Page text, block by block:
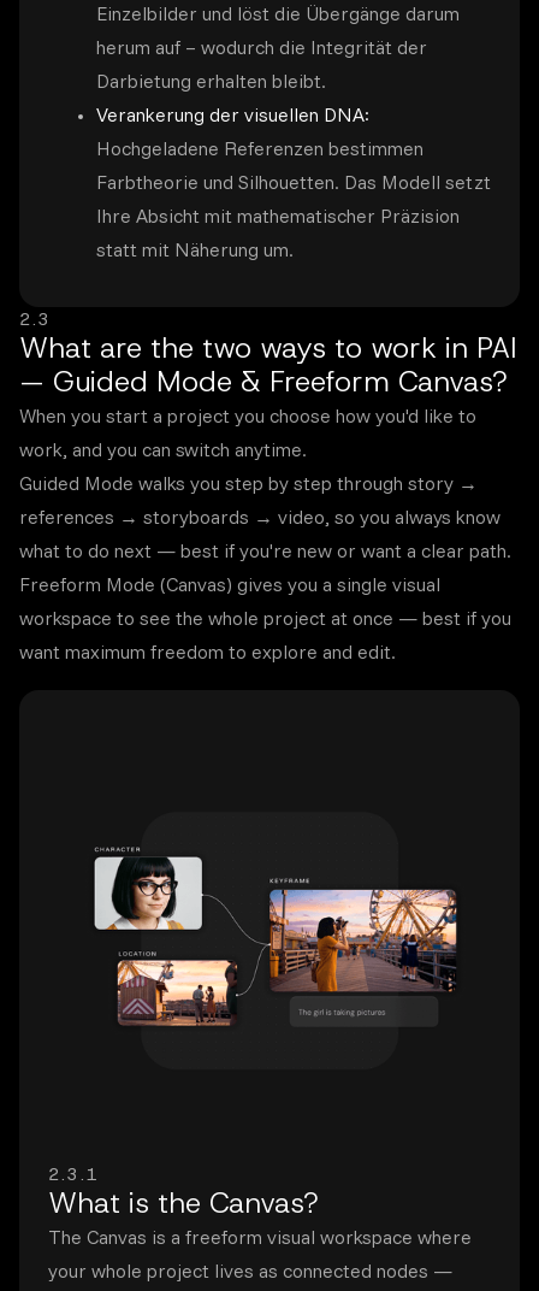
Einzelbilder und löst die Übergänge darum
herum auf – wodurch die Integrität der
Darbietung erhalten bleibt.
Verankerung der visuellen DNA:
Hochgeladene Referenzen bestimmen
Farbtheorie und Silhouetten. Das Modell setzt
Ihre Absicht mit mathematischer Präzision
statt mit Näherung um.
2.3
What are the two ways to work in PAI
— Guided Mode & Freeform Canvas?
When you start a project you choose how you'd like to
work, and you can switch anytime.
Guided Mode walks you step by step through story →
references → storyboards → video, so you always know
what to do next — best if you're new or want a clear path.
Freeform Mode (Canvas) gives you a single visual
workspace to see the whole project at once — best if you
want maximum freedom to explore and edit.
2.3.1
What is the Canvas?
The Canvas is a freeform visual workspace where
your whole project lives as connected nodes —